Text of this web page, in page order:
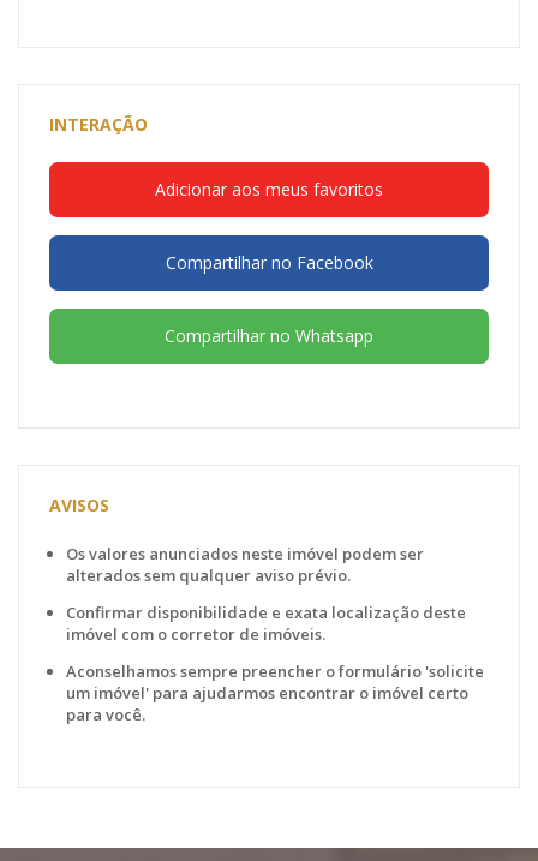
INTERAÇÃO
Adicionar aos meus favoritos
Compartilhar no Facebook
Compartilhar no Whatsapp
AVISOS
Os valores anunciados neste imóvel podem ser
alterados sem qualquer aviso prévio.
Confirmar disponibilidade e exata localização deste
imóvel com o corretor de imóveis.
Aconselhamos sempre preencher o formulário 'solicite
um imóvel' para ajudarmos encontrar o imóvel certo
para você.